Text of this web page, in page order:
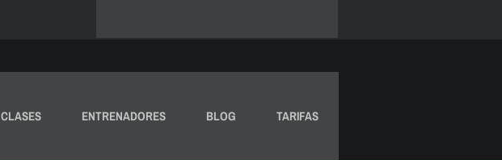
CLASES ENTRENADORES BLOG TARIFAS